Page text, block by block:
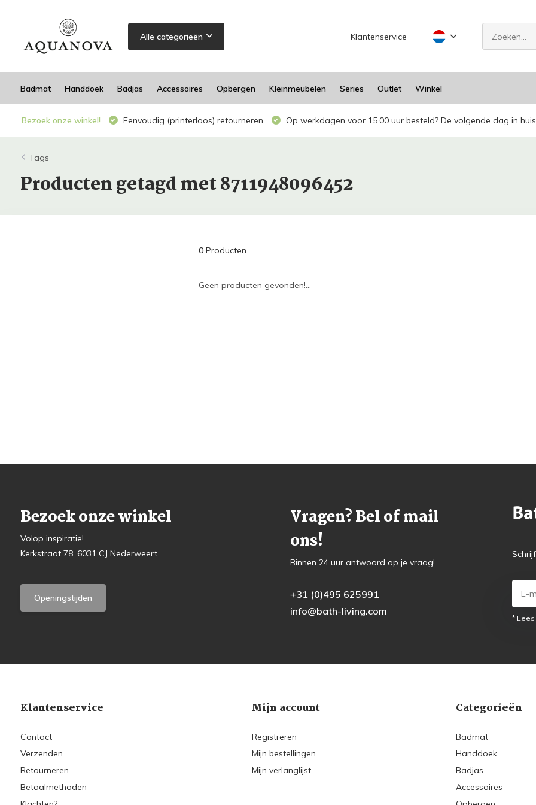
Alle categorieën Klantenservice
Badmat Handdoek Badjas Accessoires Opbergen Kleinmeubelen Series Outlet Winkel
Bezoek onze winkel! Eenvoudig (printerloos) retourneren Op werkdagen voor 15.00 uur besteld? De volgende dag in
Tags
Producten getagd met 8711948096452
0Producten
Geen producten gevonden!...
Bezoek onze winkel
Volop inspiratie!
Kerkstraat 78, 6031 CJ Nederweert
Openingstijden
Vragen? Bel of mail
ons!
Binnen 24 uur antwoord op je vraag!
+31 (0)495 625991
info@bath-living.com
*
Klantenservice
Contact
Verzenden
Retourneren
Betaalmethoden
Mijn account
Registreren
Mijn bestellingen
Mijn verlanglijst
Categorieën
Badmat
Handdoek
Badjas
Accessoires